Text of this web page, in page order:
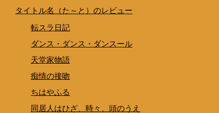
タイトル名（た～と）のレビュー
転スラ日記
ダンス・ダンス・ダンスール
天堂家物語
痴情の接吻
ちはやふる
同居人はひざ、時々、頭のうえ